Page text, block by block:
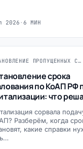
2026 · 6 МИН
ВОССТАНОВЛЕНИЕ ПРОПУЩЕННЫХ СРОКОВ
срока
по КоАП РФ
что
сорвала
Разберём, когда
какие справки